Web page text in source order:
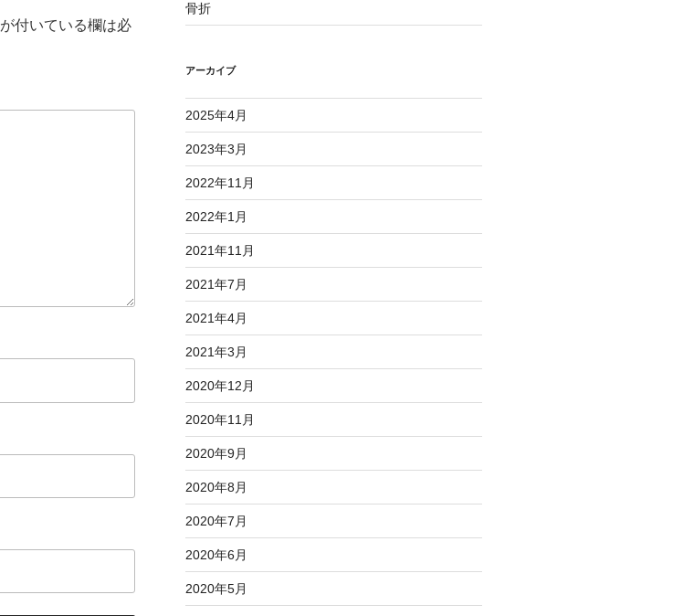
が付いている欄は必
骨折
アーカイブ
2025年4月
2023年3月
2022年11月
2022年1月
2021年11月
2021年7月
2021年4月
2021年3月
2020年12月
2020年11月
2020年9月
2020年8月
2020年7月
2020年6月
2020年5月